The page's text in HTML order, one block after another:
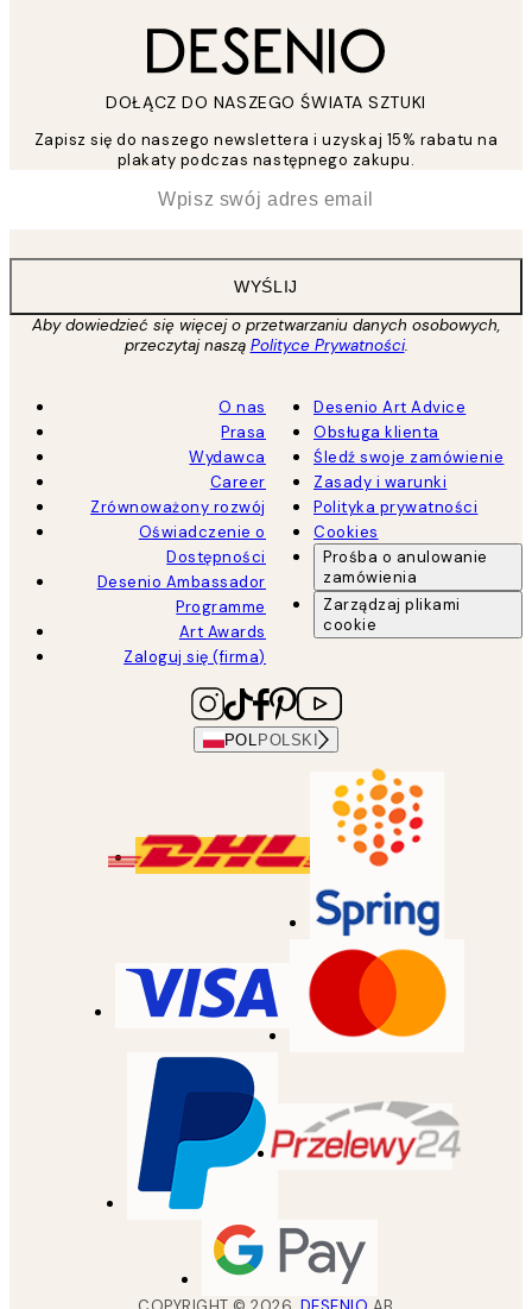
DOŁĄCZ DO NASZEGO ŚWIATA SZTUKI
Zapisz się do naszego newslettera i uzyskaj 15% rabatu na
plakaty podczas następnego zakupu.
WYŚLIJ
Aby dowiedzieć się więcej o przetwarzaniu danych osobowych,
przeczytaj naszą Polityce Prywatności.
O nas
Prasa
Wydawca
Career
Zrównoważony rozwój
Oświadczenie o
Dostępności
Desenio Ambassador
Programme
Art Awards
Zaloguj się (firma)
Desenio Art Advice
Obsługa klienta
Śledź swoje zamówienie
Zasady i warunki
Polityka prywatności
Cookies
Prośba o anulowanie
zamówienia
Zarządzaj plikami
cookie
POL POLSKI